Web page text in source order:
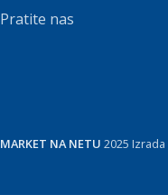
Pratite nas
MARKET NA NETU 2025 Izrada